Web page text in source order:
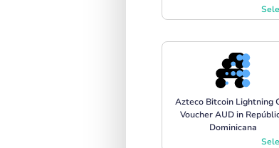
Azteco Bitcoin Lightning
Voucher AUD in
Dominicana